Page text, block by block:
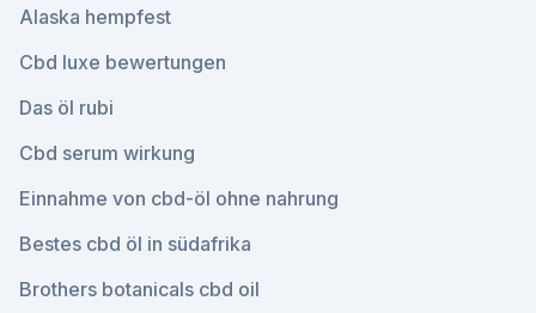
Alaska hempfest
Cbd luxe bewertungen
Das öl rubi
Cbd serum wirkung
Einnahme von cbd-öl ohne nahrung
Bestes cbd öl in südafrika
Brothers botanicals cbd oil